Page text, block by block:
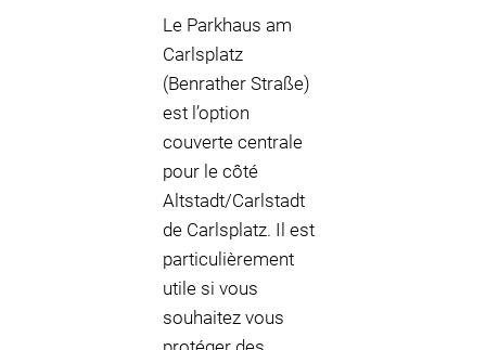
Le Parkhaus am
Carlsplatz
(Benrather Straße)
est l’option
couverte centrale
pour le côté
Altstadt/Carlstadt
de Carlsplatz. Il est
particulièrement
utile si vous
souhaitez vous